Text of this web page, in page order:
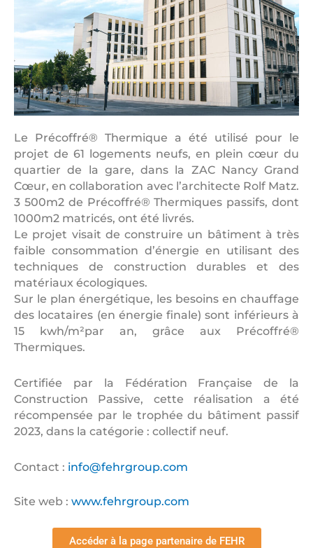
Le Précoffré® Thermique a été utilisé pour le
projet de 61 logements neufs, en plein cœur du
quartier de la gare, dans la ZAC Nancy Grand
Cœur, en collaboration avec l’architecte Rolf Matz.
3 500m2 de Précoffré® Thermiques passifs, dont
1000m2 matricés, ont été livrés.
Le projet visait de construire un bâtiment à très
faible consommation d’énergie en utilisant des
techniques de construction durables et des
matériaux écologiques.
Sur le plan énergétique, les besoins en chauffage
des locataires (en énergie finale) sont inférieurs à
15 kwh/m²par an, grâce aux Précoffré®
Thermiques.
Certifiée par la Fédération Française de la
Construction Passive, cette réalisation a été
récompensée par le trophée du bâtiment passif
2023, dans la catégorie : collectif neuf.
Contact : info@fehrgroup.com
Site web : www.fehrgroup.com
Accéder à la page partenaire de FEHR